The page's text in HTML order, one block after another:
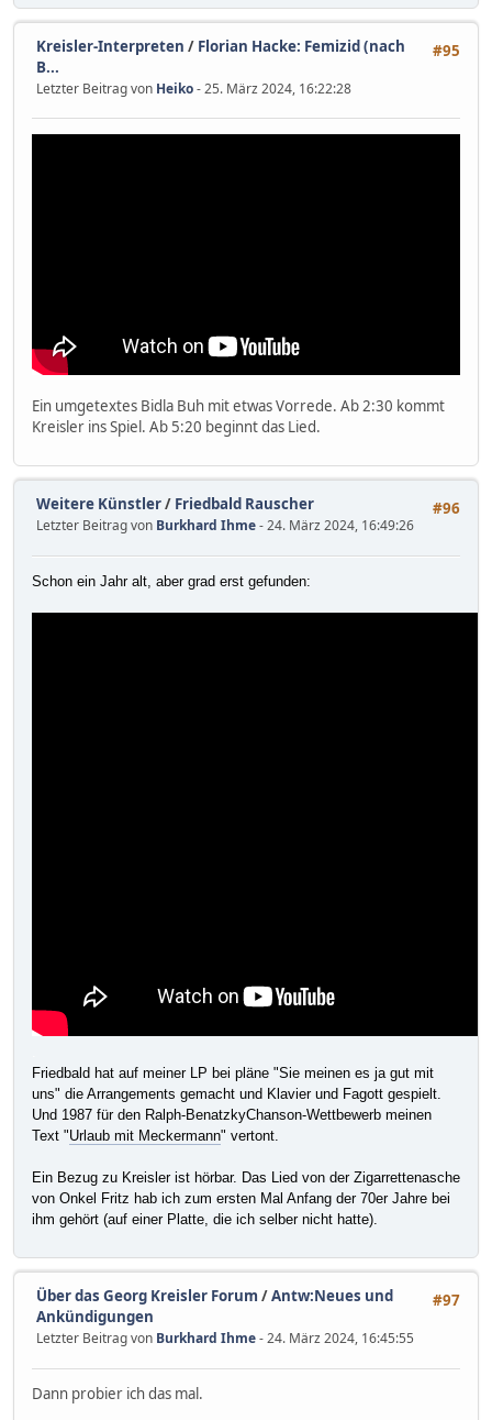
#95
Kreisler-Interpreten / Florian Hacke: Femizid (nach
B...
Letzter Beitrag von Heiko- 25. März 2024, 16:22:28
Ein umgetextes Bidla Buh mit etwas Vorrede. Ab 2:30 kommt
Kreisler ins Spiel. Ab 5:20 beginnt das Lied.
#96
Weitere Künstler/ Friedbald Rauscher
Letzter Beitrag von Burkhard Ihme- 24. März 2024, 16:49:26
Schon ein Jahr alt, aber grad erst gefunden:
Friedbald hat auf meiner LP bei pläne "Sie meinen es ja gut mit
uns" die Arrangements gemacht und Klavier und Fagott gespielt.
Und 1987 für den Ralph-BenatzkyChanson-Wettbewerb meinen
Text "Urlaub mit Meckermann" vertont.
Ein Bezug zu Kreisler ist hörbar. Das Lied von der Zigarrettenasche
von Onkel Fritz hab ich zum ersten Mal Anfang der 70er Jahre bei
ihm gehört (auf einer Platte, die ich selber nicht hatte).
#97
Über das Georg Kreisler Forum /Antw:Neues und
Ankündigungen
Letzter Beitrag von Burkhard Ihme- 24. März 2024, 16:45:55
Dann probier ich das mal.